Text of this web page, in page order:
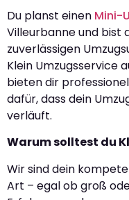
Du planst einen Mini-
Villeurbanne und bist
zuverlässigen
Klein Umzugsservice
bieten dir
dafür, dass dein
verläuft.
Warum solltest du
Wir sind dein
Art – egal ob groß